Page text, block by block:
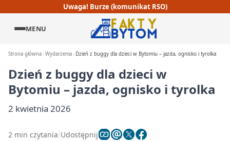
Uwaga! Burze (komunikat RSO)
MENU
Strona główna Wydarzenia Dzień z buggy dla dzieci w Bytomiu – jazda, ognisko i tyrolka
Dzień z buggy dla dzieci w
Bytomiu – jazda, ognisko i tyrolka
2 kwietnia 2026
2 min czytania Udostępnij